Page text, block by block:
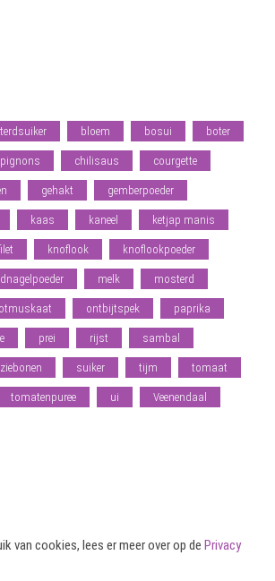
bloem bosui boter
chilisaus courgette
gehakt gemberpoeder
kaas kaneel ketjap manis
knoflook knoflookpoeder
melk mosterd
ontbijtspek paprika
prei rijst sambal
suiker tijm tomaat
tomatenpuree ui Veenendaal
van cookies, lees er meer over op de Privacy